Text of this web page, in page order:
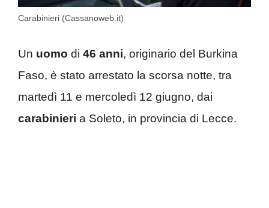
Carabinieri (Cassanoweb.it)
Un uomo di 46 anni, originario del Burkina
Faso, è stato arrestato la scorsa notte, tra
martedì 11 e mercoledì 12 giugno, dai
carabinieri a Soleto, in provincia di Lecce.